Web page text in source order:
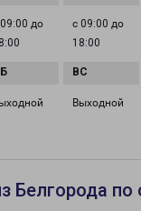
до
с 09:00 до
18:00
Выходной
Белгорода по